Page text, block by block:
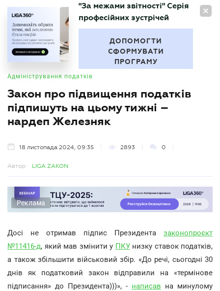
UA
БУХГАЛТЕР
"За межами звітності" Серія
професійних зустрічей
ДОПОМОГТИ
СФОРМУВАТИ
ПРОГРАМУ
Адміністрування податків
Закон про підвищення податків
підпишуть на цьому тижні –
нардеп Железняк
18 листопада 2024, 09:35 2893 0
Автор: LIGA ZAKON
Реклама
Досі не отримав підпис Президента законопроєкт
№11416-д, який мав змінити у ПКУнизку ставок податків,
а також збільшити військовий збір. «До речі, сьогодні 30
днів як податковий закон відправили на «термінове
підписання» до Президента)))», - написав на минулому